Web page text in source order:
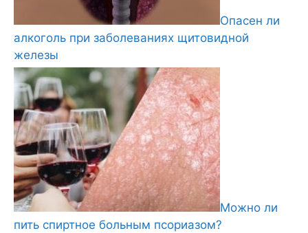
Опасен ли
алкоголь при заболеваниях щитовидной
железы
Можно ли
пить спиртное больным псориазом?